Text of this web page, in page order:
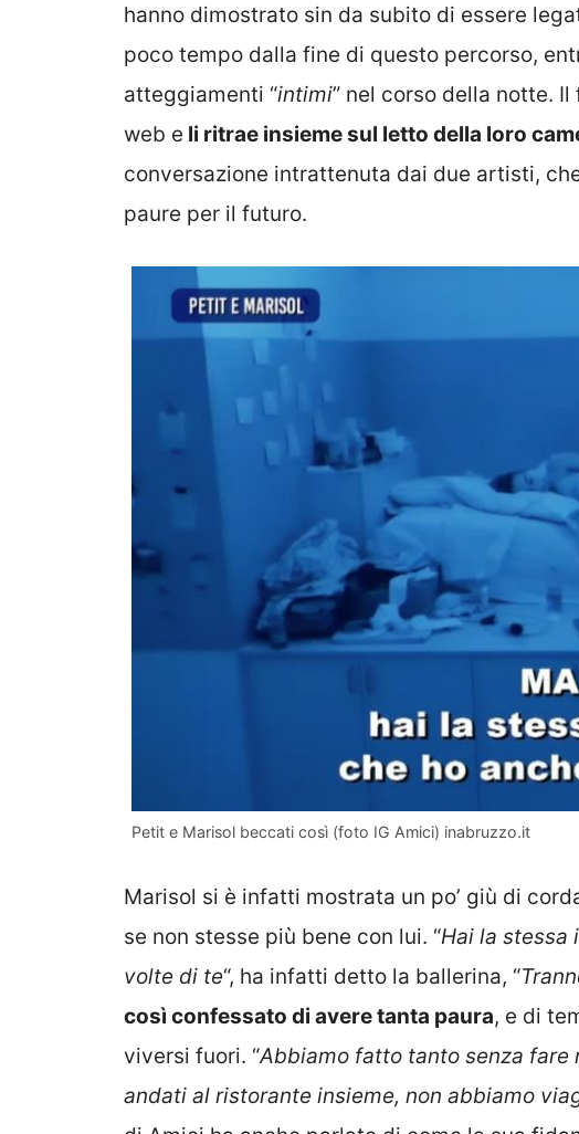
hanno dimostrato sin da subito di essere
poco tempo dalla fine di questo percorso,
atteggiamenti “intimi” nel corso della notte.
web e li ritrae insieme sul letto della loro
conversazione intrattenuta dai due artisti,
paure per il futuro.
Petit e Marisol beccati così (foto IG Amici) inabruzzo.it
Marisol si è infatti mostrata un po’ giù di
se non stesse più bene con lui. “Hai la stessa
volte di te“, ha infatti detto la ballerina, “
così confessato di avere tanta paura, e di
viversi fuori. “Abbiamo fatto tanto senza fare
andati al ristorante insieme, non abbiamo